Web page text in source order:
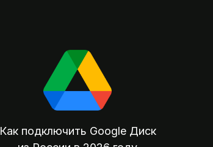
Как подключить Google Диск